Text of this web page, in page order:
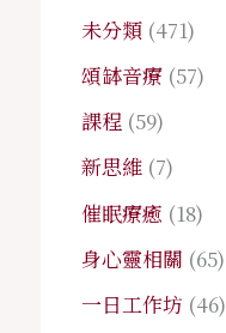
未分類 (471)
頌缽音療 (57)
課程 (59)
新思維 (7)
催眠療癒 (18)
身心靈相關 (65)
一日工作坊 (46)